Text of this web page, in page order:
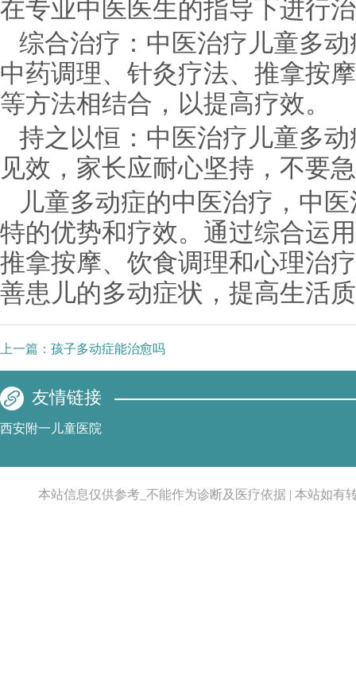
在专业中医医生的指导下进行
综合治疗：中医治疗儿童多
中药调理、针灸疗法、推拿按
等方法相结合，以提高疗效。
持之以恒：中医治疗儿童多
见效，家长应耐心坚持，不要
儿童多动症的中医治疗，中
特的优势和疗效。通过综合运
推拿按摩、饮食调理和心理治
善患儿的多动症状，提高生活
上一篇： 孩子多动症能治愈吗
友情链接
西安附一儿童医院
本站信息仅供参考_不能作为诊断及医疗依据 | 本站如